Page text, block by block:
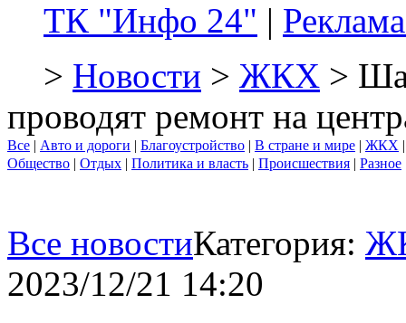
ТК "Инфо 24" |
> Новости > ЖКХ >
проводят ремонт на
Все | Авто и дороги | Благоустройство | В стране и мире | ЖКХ
Общество | Отдых | Политика и власть | Происшествия | Разное
Все новостиКатегория:
2023/12/21 14:20